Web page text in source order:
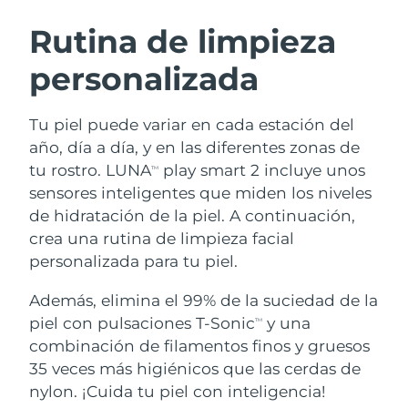
Rutina de limpieza
personalizada
Tu piel puede variar en cada estación del
año, día a día, y en las diferentes zonas de
tu rostro. LUNATM
play smart 2 incluye unos
sensores inteligentes que miden los niveles
de hidratación de la piel. A continuación,
crea una rutina de limpieza facial
personalizada para tu piel.
Además, elimina el 99% de la suciedad de la
piel con pulsaciones T-SonicTM
y una
combinación de filamentos finos y gruesos
35 veces más higiénicos que las cerdas de
nylon. ¡Cuida tu piel con inteligencia!
LUNA™ 4 pack
Anti-aging massage
LUNA™ 4 Plus
Massage, LED heating
LUNA™ 4 Men
For men, anti-aging massage
BEAR™ 2 pack
Microcurrent toning
BEAR™ 2 go
Microcurrent toning on-the-go
BEAR™ 2 eyes & lips
Microcurrent line smoothing device
Hidratación
UFO™ 3 pack
Deep facial hydration
UFO™ 3 LED
Near-infrared and red light therapy
device
Cuidado bucal
issa™ 4
Hybrid silicone sonic toothbrush
issa™ 4 plus
Smart hybrid silicone sonic toothbrush
TRATAMIENTO ANTIEDAD FAQ™
Antiedad Tratamientos LED
NEW
Austria Entrega prevista
Baréin Entrega prevista
Bélgica
Bermudas Entrega prevista8/16/26
Bosnia y Herzegovina Entrega prevista 8/13/26
Brunéi Entrega prevista
Canadá Entrega prevista
Chile Entrega prevista8/14/26